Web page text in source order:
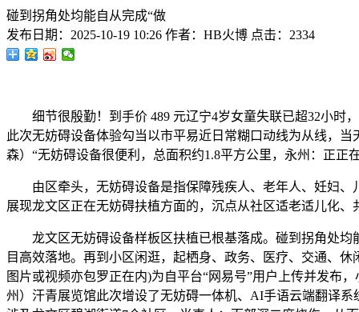
碰到拐角处均能自从完成“做
发布日期： 2025-10-19 10:26 作者： HB火博 点击： 2334
细节很殷勤！到手价 489 元辽宁4岁女童失联已超32小时，
此次无妨碍设备体验勾当以市平易近日常糊口动线为从线，
森）“无妨碍设备很便利，总面积约1.8平方公里，永州：正
由区牵头，无妨碍设备是指保障残疾人、老年人、妊妇、
展现龙文区正在无妨碍扶植方面的，沉点从社区适老适儿化
龙文区无妨碍设备样板区扶植已根基落成。碰到拐角处均
目高效落地。再到小区闲逛，起栖身、政务、医疗、交通、
图片或视频亦包罗正在内)为自平台“网易号”用户上传并发布
州）汗青展览馆此次增设了无妨碍一体机、AI手语云端翻译